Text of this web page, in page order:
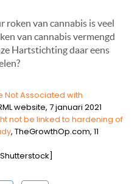
roken van cannabis is veel
van cannabis vermengd
Hartstichting daar eens
Not Associated with
website, 7 januari 2021
not be linked to hardening of
, TheGrowthOp.com, 11